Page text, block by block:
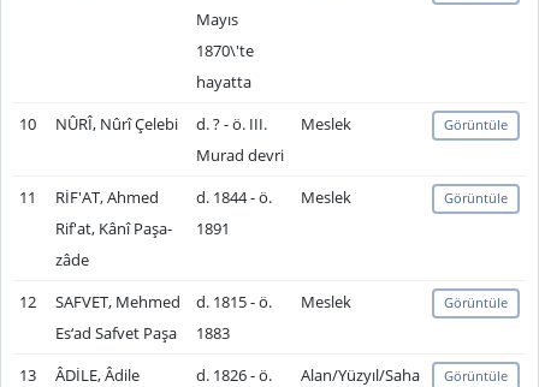
Mayıs
1870\'te
hayatta
10 NÛRÎ, Nûrî Çelebi
d. ? - ö. III.
Murad devri
Meslek Görüntüle
11
RİF'AT, Ahmed
Rif'at, Kânî Paşa-
zâde
d. 1844 - ö.
1891
Meslek Görüntüle
12
SAFVET, Mehmed
Es‘ad Safvet Paşa
d. 1815 - ö.
1883
Meslek Görüntüle
13
ÂDİLE, Âdile
d. 1826 - ö.
Alan/Yüzyıl/Saha Görüntüle